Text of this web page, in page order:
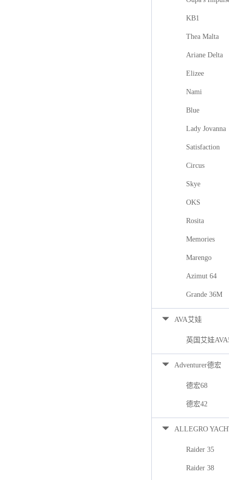
KB1
Thea Malta
Ariane Delta
Elizee
Nami
Blue
Lady Jovanna
Satisfaction
Circus
Skye
OKS
Rosita
Memories
Marengo
Azimut 64
Grande 36M
AVA艾娃
英国艾娃
Adventurer德宏
德宏68
德宏42
ALLEGRO
Raider 35
Raider 38